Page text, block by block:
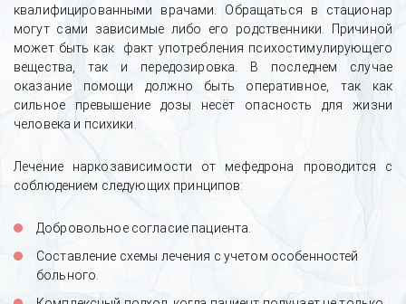
квалифицированными врачами. Обращаться в стационар
могут сами зависимые либо его родственники. Причиной
может быть как факт употребления психостимулирующего
вещества, так и передозировка. В последнем случае
оказание помощи должно быть оперативное, так как
сильное превышение дозы несёт опасность для жизни
человека и психики.
Лечение наркозависимости от мефедрона проводится с
соблюдением следующих принципов:
Добровольное согласие пациента.
Составление схемы лечения с учетом особенностей
больного.